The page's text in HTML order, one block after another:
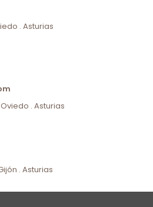
. Asturias
. Asturias
. Asturias